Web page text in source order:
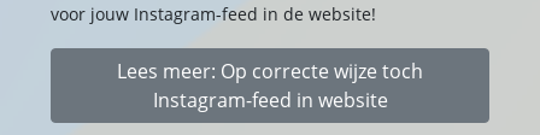
voor jouw Instagram-feed in de website!
Lees meer: Op correcte wijze toch
Instagram-feed in website